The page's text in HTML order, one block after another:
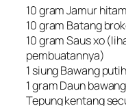
10 gram Jamur
10 gram Batang
10 gram Saus xo
pembuatannya)
1 siung Bawang
1 gram Daun
Tepung kentang